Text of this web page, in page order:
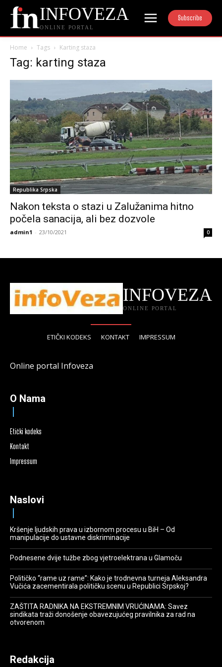
INFOVEZA
ONLINE PORTAL
Subscribe
Home Tags Karting staza
Tag: karting staza
Republika Srpska
Nakon teksta o stazi u Zalužanima hitno
počela sanacija, ali bez dozvole
admin1 - 23/10/2021 0
INFOVEZA
ONLINE PORTAL
ETIČKI KODEKS KONTAKT IMPRESSUM
Online portal Infoveza
O Nama
Etički kodeks
Kontakt
Impressum
Naslovi
Kršenje ljudskih prava u izbornom procesu u BiH – Od
manipulacije do ustavne diskriminacije
Podnesene dvije tužbe zbog vjetroelektrana u Glamoču
Političko “rame uz rame”: Kako je trodnevna turneja Aleksandra
Vučića zacementirala političku scenu u Republici Srpskoj?
ZAŠTITA RADNIKA NA EKSTREMNIM VRUĆINAMA: Savez
sindikata traži donošenje obavezujućeg pravilnika za rad na
otvorenom
Redakcija